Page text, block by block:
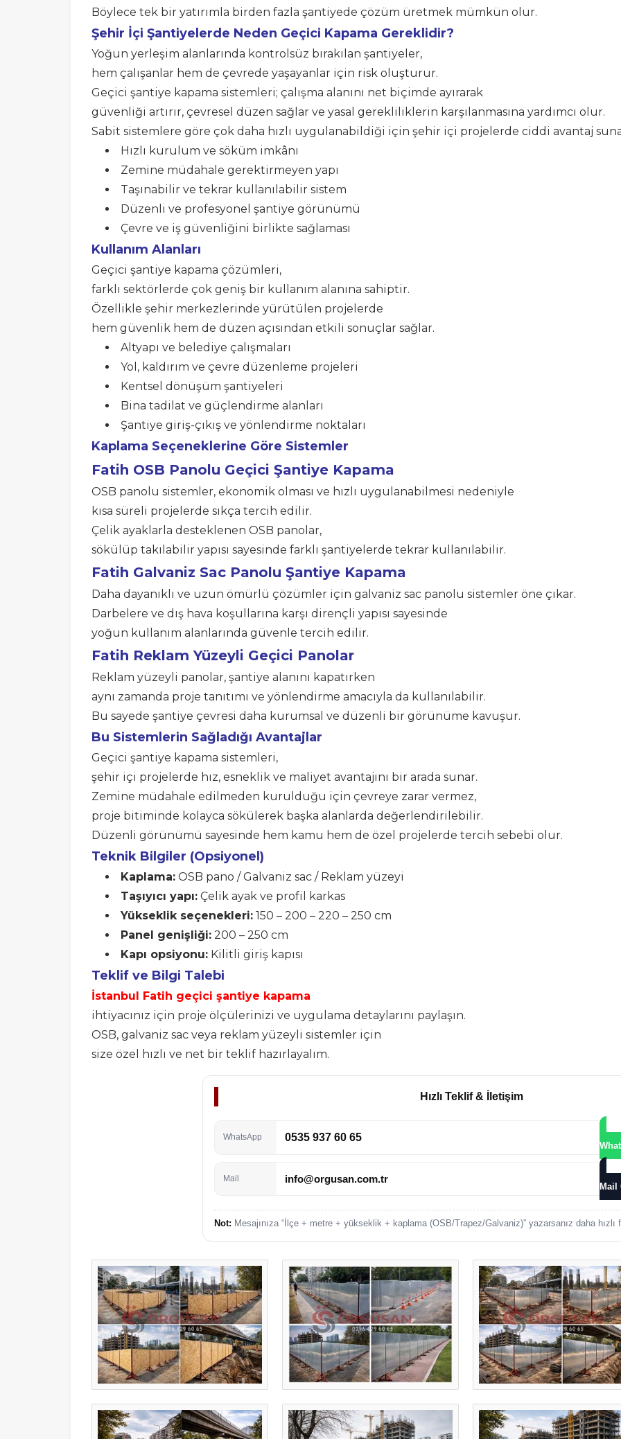
Böylece tek bir yatırımla birden fazla şantiyede çözüm üretmek mümkün olur.
Şehir İçi Şantiyelerde Neden Geçici Kapama Gereklidir?
Yoğun yerleşim alanlarında kontrolsüz bırakılan şantiyeler,
hem çalışanlar hem de çevrede yaşayanlar için risk oluşturur.
Geçici şantiye kapama sistemleri; çalışma alanını net biçimde ayırarak
güvenliği artırır, çevresel düzen sağlar ve yasal gerekliliklerin karşılanmasına yardımcı olur.
Sabit sistemlere göre çok daha hızlı uygulanabildiği için şehir içi projelerde ciddi avantaj
Hızlı kurulum ve söküm imkânı
Zemine müdahale gerektirmeyen yapı
Taşınabilir ve tekrar kullanılabilir sistem
Düzenli ve profesyonel şantiye görünümü
Çevre ve iş güvenliğini birlikte sağlaması
Kullanım Alanları
Geçici şantiye kapama çözümleri,
farklı sektörlerde çok geniş bir kullanım alanına sahiptir.
Özellikle şehir merkezlerinde yürütülen projelerde
hem güvenlik hem de düzen açısından etkili sonuçlar sağlar.
Altyapı ve belediye çalışmaları
Yol, kaldırım ve çevre düzenleme projeleri
Kentsel dönüşüm şantiyeleri
Bina tadilat ve güçlendirme alanları
Şantiye giriş-çıkış ve yönlendirme noktaları
Kaplama Seçeneklerine Göre Sistemler
Fatih OSB Panolu Geçici Şantiye Kapama
OSB panolu sistemler, ekonomik olması ve hızlı uygulanabilmesi nedeniyle
kısa süreli projelerde sıkça tercih edilir.
Çelik ayaklarla desteklenen OSB panolar,
sökülüp takılabilir yapısı sayesinde farklı şantiyelerde tekrar kullanılabilir.
Fatih Galvaniz Sac Panolu Şantiye Kapama
Daha dayanıklı ve uzun ömürlü çözümler için galvaniz sac panolu sistemler öne çıkar.
Darbelere ve dış hava koşullarına karşı dirençli yapısı sayesinde
yoğun kullanım alanlarında güvenle tercih edilir.
Fatih Reklam Yüzeyli Geçici Panolar
Reklam yüzeyli panolar, şantiye alanını kapatırken
aynı zamanda proje tanıtımı ve yönlendirme amacıyla da kullanılabilir.
Bu sayede şantiye çevresi daha kurumsal ve düzenli bir görünüme kavuşur.
Bu Sistemlerin Sağladığı Avantajlar
Geçici şantiye kapama sistemleri,
şehir içi projelerde hız, esneklik ve maliyet avantajını bir arada sunar.
Zemine müdahale edilmeden kurulduğu için çevreye zarar vermez,
proje bitiminde kolayca sökülerek başka alanlarda değerlendirilebilir.
Düzenli görünümü sayesinde hem kamu hem de özel projelerde tercih sebebi olur.
Teknik Bilgiler (Opsiyonel)
Kaplama: OSB pano / Galvaniz sac / Reklam yüzeyi
Taşıyıcı yapı: Çelik ayak ve profil karkas
Yükseklik seçenekleri: 150 – 200 – 220 – 250 cm
Panel genişliği: 200 – 250 cm
Kapı opsiyonu: Kilitli giriş kapısı
Teklif ve Bilgi Talebi
İstanbul Fatih geçici şantiye kapama
ihtiyacınız için proje ölçülerinizi ve uygulama detaylarını paylaşın.
OSB, galvaniz sac veya reklam yüzeyli sistemler için
size özel hızlı ve net bir teklif hazırlayalım.
Hızlı Teklif & İletişim
WhatsApp 0535 937 60 65
Mail info@orgusan.com.tr
Mail
Not: Mesajınıza “İlçe + metre + yükseklik + kaplama (OSB/Trapez/Galvaniz)” yazarsanız daha hızlı